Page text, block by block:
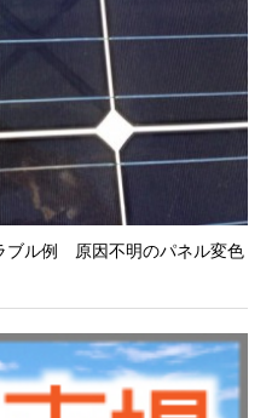
ブル例 原因不明のパネル変色